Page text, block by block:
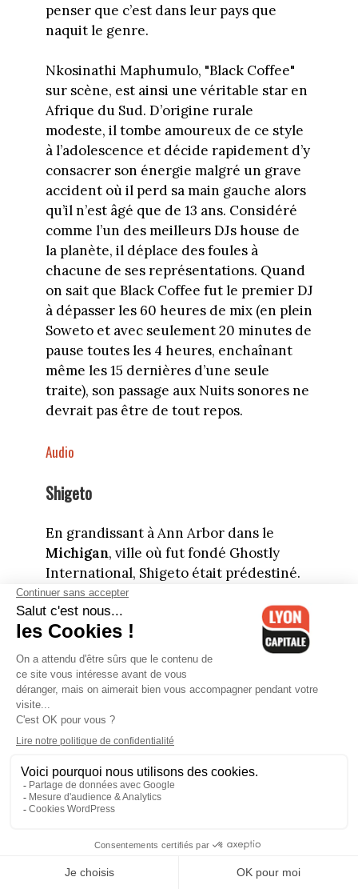
penser que c’est dans leur pays que
naquit le genre.
Nkosinathi Maphumulo, "Black Coffee"
sur scène, est ainsi une véritable star en
Afrique du Sud. D’origine rurale
modeste, il tombe amoureux de ce style
à l’adolescence et décide rapidement d’y
consacrer son énergie malgré un grave
accident où il perd sa main gauche alors
qu’il n’est âgé que de 13 ans. Considéré
comme l’un des meilleurs DJs house de
la planète, il déplace des foules à
chacune de ses représentations. Quand
on sait que Black Coffee fut le premier DJ
à dépasser les 60 heures de mix (en plein
Soweto et avec seulement 20 minutes de
pause toutes les 4 heures, enchaînant
même les 15 dernières d’une seule
traite), son passage aux Nuits sonores ne
devrait pas être de tout repos.
Audio
Shigeto
En grandissant à Ann Arbor dans le
Michigan, ville où fut fondé Ghostly
International, Shigeto était prédestiné.
Assurément influencé par cette réserve
de talents locaux électro, le musicien
d’origine japonaise est désormais un
artiste de poids pour le label
indépendant américain.
Après trois ans à New York pour y
étudier le jazz, il en passe trois autres à
pour les techniques de production
électronique. Batteur talentueux et
expérimenté, ses musiques
l’esthétique de son label : ambient
organique parsemé de bruits et autres